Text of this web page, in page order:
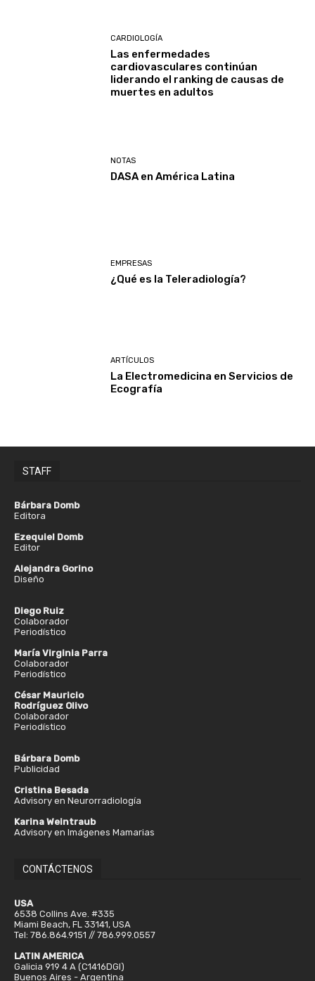
CARDIOLOGÍA
Las enfermedades
cardiovasculares continúan
liderando el ranking de causas de
muertes en adultos
NOTAS
DASA en América Latina
EMPRESAS
¿Qué es la Teleradiología?
ARTÍCULOS
La Electromedicina en Servicios de
Ecografía
STAFF
Bárbara Domb
Editora
Ezequiel Domb
Editor
Alejandra Gorino
Diseño
Diego Ruiz
Colaborador
Periodístico
María Virginia Parra
Colaborador
Periodístico
César Mauricio
Rodríguez Olivo
Colaborador
Periodístico
Bárbara Domb
Publicidad
Cristina Besada
Advisory en Neurorradiología
Karina Weintraub
Advisory en Imágenes Mamarias
CONTÁCTENOS
USA
6538 Collins Ave. #335
Miami Beach, FL 33141, USA
Tel: 786.864.9151 // 786.999.0557
LATIN AMERICA
Galicia 919 4 A (C1416DGI)
Buenos Aires - Argentina